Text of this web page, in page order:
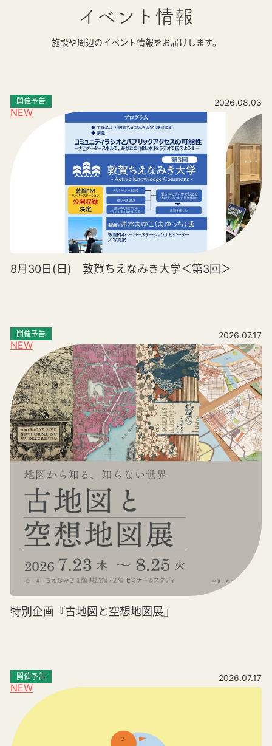
イベント情報
施設や周辺のイベント情報をお届けします。
NEW
開催予告 2026.08.03
8月30日(日) 敦賀ちえなみき大学＜第3回＞
NEW
開催予告 2026.07.17
特別企画『古地図と空想地図展』
NEW
開催予告 2026.07.17